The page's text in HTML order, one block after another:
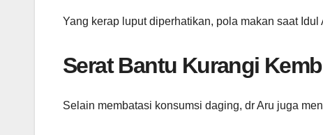
Yang kerap luput diperhatikan, pola makan saat
Serat Bantu Kurangi
Selain membatasi konsumsi daging, dr Aru juga